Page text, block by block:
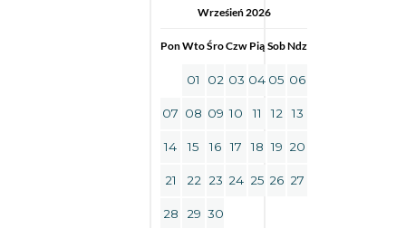
Wrześień 2026
PonWtoŚroCzw Pią SobNdz
01 02 03 04 05 06
07 08 09 10 11 12 13
14 15 16 17 18 19 20
21 22 23 24 25 26 27
28 29 30